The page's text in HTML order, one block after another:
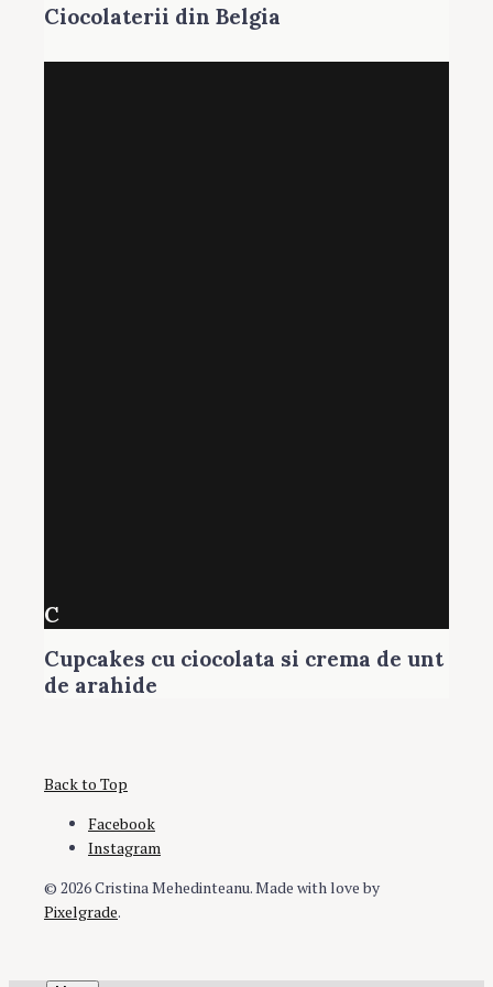
Ciocolaterii din Belgia
C
Cupcakes cu ciocolata si crema de unt
de arahide
Back to Top
Facebook
Instagram
© 2026 Cristina Mehedinteanu.Made with love by
Pixelgrade.